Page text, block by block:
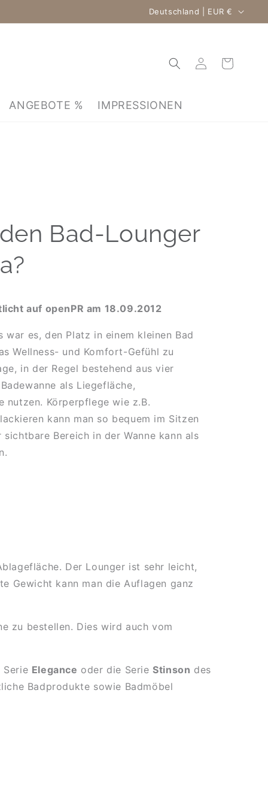
Land/Region Deutschland | EUR €
ANGEBOTE % IMPRESSIONEN
EinloggenWarenkorb
Bad-Lounger
auf openPR am 18.09.2012
war es, den Platz in einem kleinen Bad
Wellness- und Komfort-Gefühl zu
in der Regel bestehend aus vier
als Liegefläche,
nutzen. Körperpflege wie z.B.
kann man so bequem im Sitzen
Bereich in der Wanne kann als
Der Lounger ist sehr leicht,
Gewicht kann man die Auflagen ganz
zu bestellen. Dies wird auch vom
Serie Elegance oder die SerieStinson des
Badprodukte sowie Badmöbel